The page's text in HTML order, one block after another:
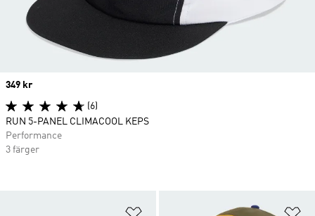
Lägg till på önskelistan
Price
349 kr
(6)
RUN 5-PANEL CLIMACOOL KEPS
Performance
3 färger